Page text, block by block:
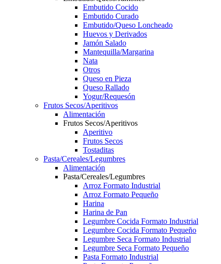
Embutido Cocido
Embutido Curado
Embutido/Queso Loncheado
Huevos y Derivados
Jamón Salado
Mantequilla/Margarina
Nata
Otros
Queso en Pieza
Queso Rallado
Yogur/Requesón
Frutos Secos/Aperitivos
Alimentación
Frutos Secos/Aperitivos
Aperitivo
Frutos Secos
Tostaditas
Pasta/Cereales/Legumbres
Alimentación
Pasta/Cereales/Legumbres
Arroz Formato Industrial
Arroz Formato Pequeño
Harina
Harina de Pan
Legumbre Cocida Formato Industrial
Legumbre Cocida Formato Pequeño
Legumbre Seca Formato Industrial
Legumbre Seca Formato Pequeño
Pasta Formato Industrial